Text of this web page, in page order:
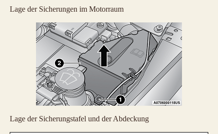
Lage der Sicherungen im Motorraum
Lage der Sicherungstafel und der Abdeckung